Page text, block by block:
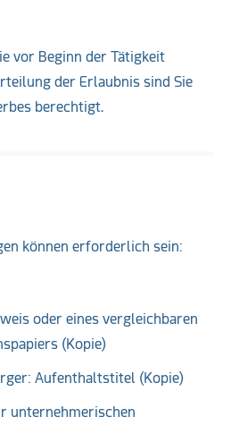
vor Beginn der Tätigkeit
der Erlaubnis sind Sie
berechtigt.
können erforderlich sein:
oder eines vergleichbaren
(Kopie)
Aufenthaltstitel (Kopie)
unternehmerischen